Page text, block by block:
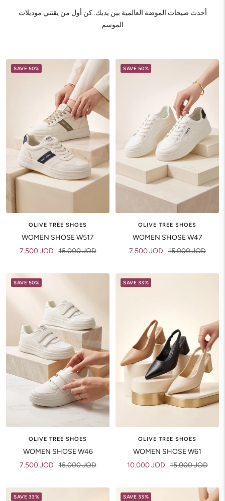
أحدث صيحات الموضة العالمية بين يديك. كن أول من يقتني موديلات
الموسم
SAVE 50%
OLIVE TREE SHOES
WOMEN SHOSE W517
Sale
7.500 JOD Regular
15.000 JOD
SAVE 50%
OLIVE TREE SHOES
WOMEN SHOSE W47
Sale
7.500 JOD Regular
15.000 JOD
SAVE 50%
OLIVE TREE SHOES
WOMEN SHOSE W46
Sale
7.500 JOD Regular
15.000 JOD
SAVE 33%
OLIVE TREE SHOES
WOMEN SHOSE W61
Sale
10.000 JOD Regular
15.000 JOD
SAVE 33% SAVE 33%